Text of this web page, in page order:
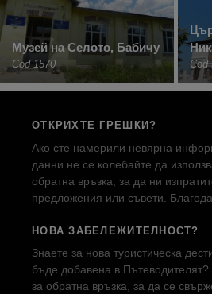
Музей на Селото, Бабичу
Cod 1570 Cod
ОТКРИХТЕ ГРЕШКИ?
Ако сте намерили невярна
данни не се колебайте да
обратна връзка, за да ни
предложения или съвети.
НОВА ЗАБЕЛЕЖИТЕЛНОСТ?
Знаете за нова туристическа
бъде добавена в Пътеводителят?
за обратна връзка, за да се